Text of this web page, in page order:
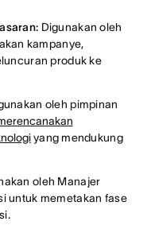
Digunakan oleh
kampanye,
produk ke
oleh pimpinan
yang mendukung
oleh Manajer
untuk memetakan fase